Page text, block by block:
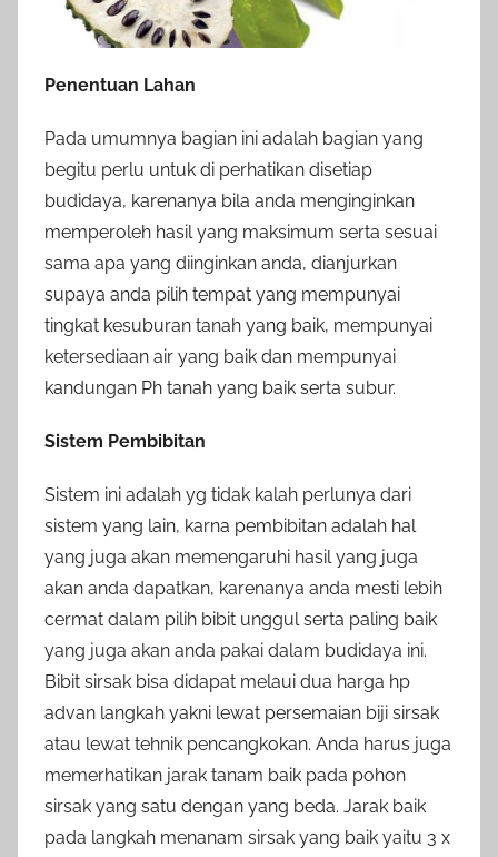
Penentuan Lahan
Pada umumnya bagian ini adalah bagian yang
begitu perlu untuk di perhatikan disetiap
budidaya, karenanya bila anda menginginkan
memperoleh hasil yang maksimum serta sesuai
sama apa yang diinginkan anda, dianjurkan
supaya anda pilih tempat yang mempunyai
tingkat kesuburan tanah yang baik, mempunyai
ketersediaan air yang baik dan mempunyai
kandungan Ph tanah yang baik serta subur.
Sistem Pembibitan
Sistem ini adalah yg tidak kalah perlunya dari
sistem yang lain, karna pembibitan adalah hal
yang juga akan memengaruhi hasil yang juga
akan anda dapatkan, karenanya anda mesti lebih
cermat dalam pilih bibit unggul serta paling baik
yang juga akan anda pakai dalam budidaya ini.
Bibit sirsak bisa didapat melaui dua harga hp
advan langkah yakni lewat persemaian biji sirsak
atau lewat tehnik pencangkokan. Anda harus juga
memerhatikan jarak tanam baik pada pohon
sirsak yang satu dengan yang beda. Jarak baik
pada langkah menanam sirsak yang baik yaitu 3 x